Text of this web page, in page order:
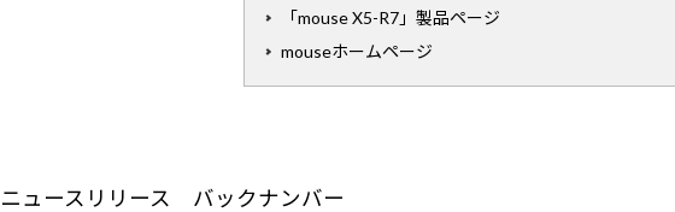
「mouse X5-R7」製品ページ
mouseホームページ
ニュースリリース バックナンバー